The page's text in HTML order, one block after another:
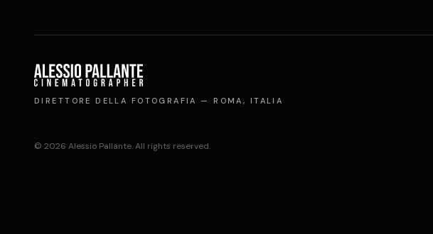
DIRETTORE DELLA FOTOGRAFIA — ROMA, ITALIA
© 2026 Alessio Pallante. All rights reserved.